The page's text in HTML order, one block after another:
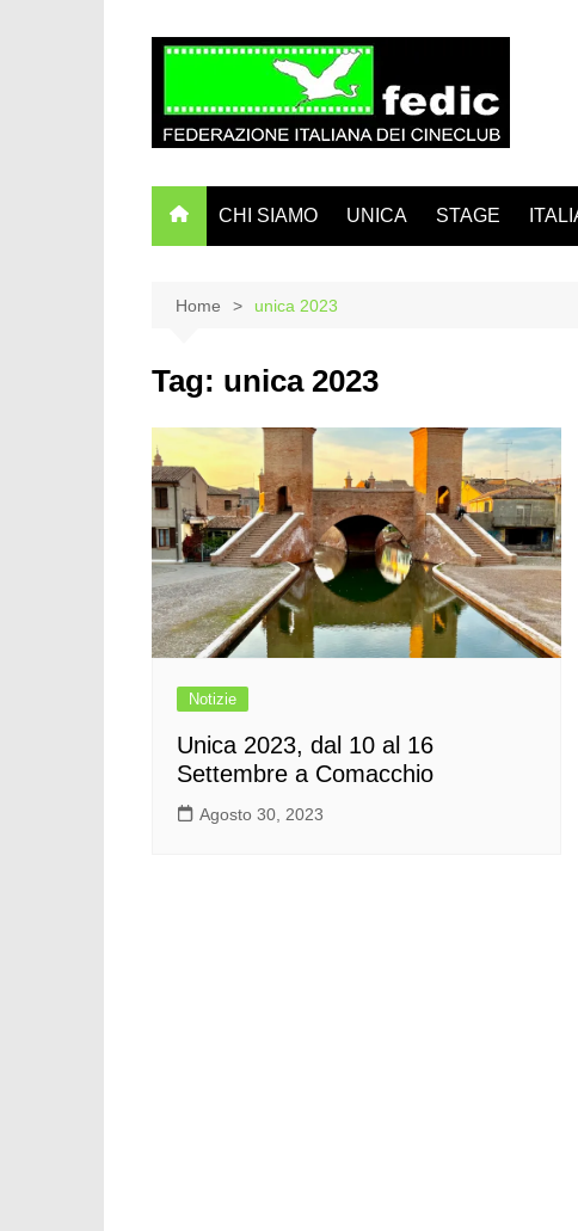
CHI SIAMO UNICA STAGE
Home unica 2023
Tag: unica 2023
Notizie
Unica 2023, dal 10 al 16
Settembre a Comacchio
Agosto 30, 2023